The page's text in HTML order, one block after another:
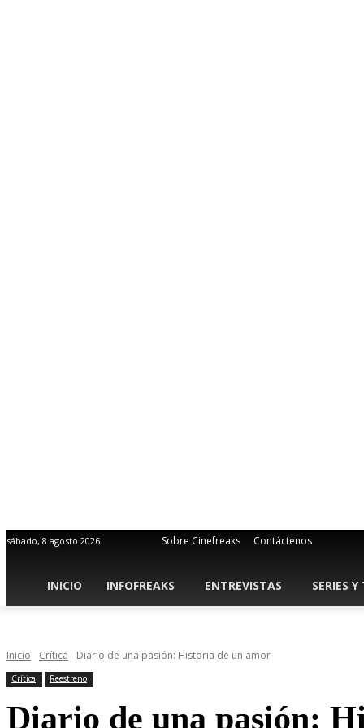
sábado, 8 agosto 2026 Sobre Cinefreaks Contáctenos
INICIO INFOFREAKS ENTREVISTAS SERIES Y
Inicio Crítica Diario de una pasión: Historia de un amor
Crítica Reestreno
Diario de una pasión: